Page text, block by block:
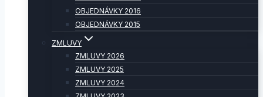
OBJEDNÁVKY 2016
OBJEDNÁVKY 2015
ZMLUVY
ZMLUVY 2026
ZMLUVY 2025
ZMLUVY 2024